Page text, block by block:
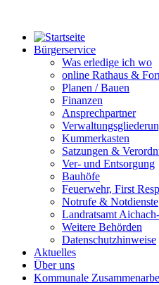
Bürgerservice
Was erledige ich wo
online Rathaus &
Planen / Bauen
Finanzen
Ansprechpartner
Kummerkasten
Satzungen &
Ver- und Entsorgung
Bauhöfe
Feuerwehr, First
Notrufe & Notdienste
Landratsamt
Weitere Behörden
Datenschutzhinweise
Aktuelles
Über uns
Kommunale